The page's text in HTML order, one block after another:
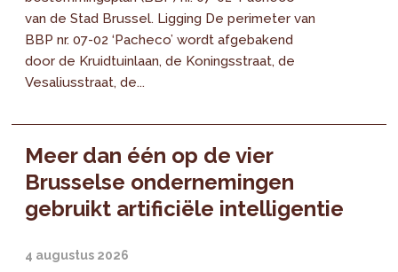
van de Stad Brussel. Ligging De perimeter van
BBP nr. 07-02 ‘Pacheco’ wordt afgebakend
door de Kruidtuinlaan, de Koningsstraat, de
Vesaliusstraat, de...
Meer dan één op de vier
Brusselse ondernemingen
gebruikt artificiële intelligentie
4 augustus 2026